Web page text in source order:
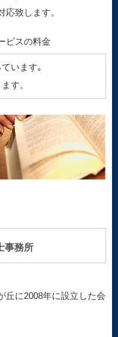
致します。
ビスの料金
います｡
す。
事務所
丘に2008年に設立した会